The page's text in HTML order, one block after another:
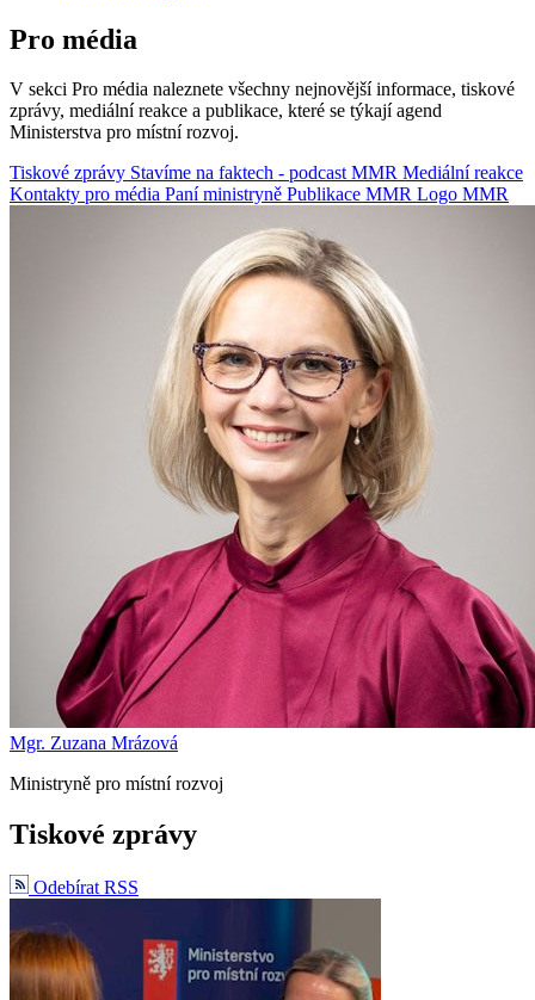
Pro média
V sekci Pro média naleznete všechny nejnovější informace, tiskové
zprávy, mediální reakce a publikace, které se týkají agend
Ministerstva pro místní rozvoj.
Tiskové zprávy Stavíme na faktech - podcast MMR Mediální reakce
Kontakty pro média Paní ministryně Publikace MMR Logo MMR
Mgr. Zuzana Mrázová
Ministryně pro místní rozvoj
Tiskové zprávy
Odebírat RSS